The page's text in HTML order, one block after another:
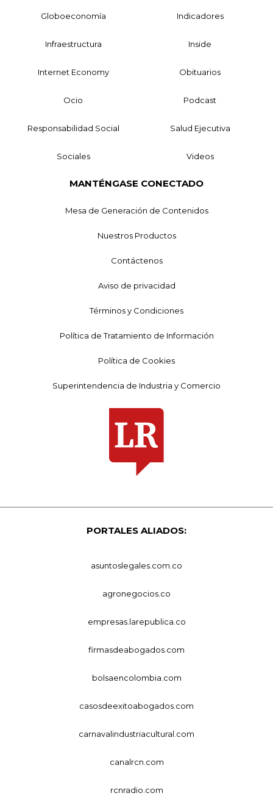
Globoeconomía Indicadores
Infraestructura Inside
Internet Economy Obituarios
Ocio Podcast
Responsabilidad Social Salud Ejecutiva
Sociales Videos
MANTÉNGASE CONECTADO
Mesa de Generación de Contenidos
Nuestros Productos
Contáctenos
Aviso de privacidad
Términos y Condiciones
Política de Tratamiento de Información
Política de Cookies
Superintendencia de Industria y Comercio
PORTALES ALIADOS:
asuntoslegales.com.co
agronegocios.co
empresas.larepublica.co
firmasdeabogados.com
bolsaencolombia.com
casosdeexitoabogados.com
carnavalindustriacultural.com
canalrcn.com
rcnradio.com